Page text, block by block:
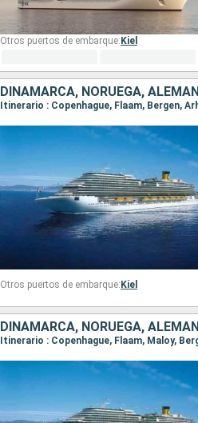
Otros puertos de embarque: Kiel
DINAMARCA, NORUEGA,
Itinerario : Copenhague, Flaam, Bergen,
Otros puertos de embarque: Kiel
DINAMARCA, NORUEGA,
Itinerario : Copenhague, Flaam, Maloy,